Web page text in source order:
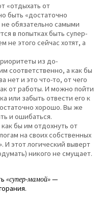
«отдыхать от
быть «достаточно
обязательно самыми
в попытках быть супер-
не этого сейчас хотят, а
из до-
соответственно, а как бы
нет и это что-то, от чего
от работы. И можно пойти
или забыть отвести его к
хорошо. Вы же
и ошибаться.
бы им отдохнуть от
на своих собственных
И этот логический выверт
никого не смущает.
«супер-мамой»—